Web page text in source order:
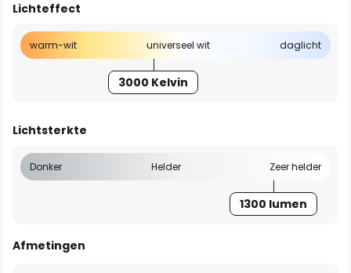
Lichteffect
warm-wit universeel wit daglicht
3000 Kelvin
Lichtsterkte
Donker Helder Zeer helder
1300 lumen
Afmetingen